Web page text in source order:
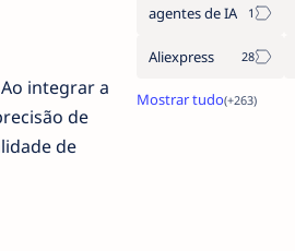
integrar a
de
de
agentes de IA
Aliexpress